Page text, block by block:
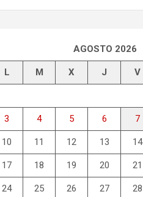
AGOSTO 2026
L M X J V
3 4 5 6 7
10 11 12 13 14
17 18 19 20 21
24 25 26 27 28